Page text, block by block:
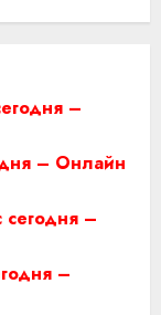
–
– Онлайн
–
–